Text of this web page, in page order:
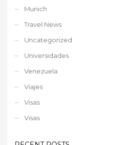
Munich
Travel News
Uncategorized
Universidades
Venezuela
Viajes
Visas
Visas